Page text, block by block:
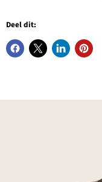
Deel dit: